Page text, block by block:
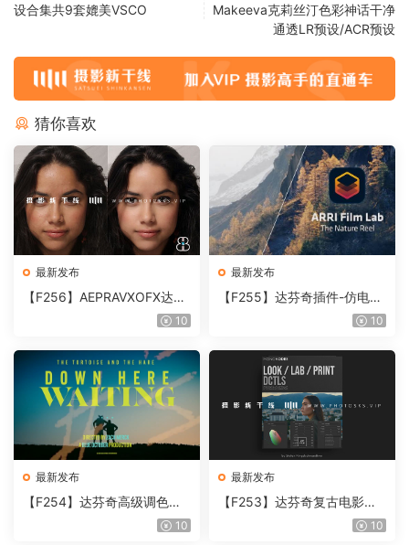
设合集共9套媲美VSCO
Makeeva克莉丝汀色彩神话干净
通透LR预设/ACR预设
猜你喜欢
最新发布
【F256】AEPRAVXOFX达芬
奇视频人像磨皮润肤美颜插件
10
最新发布
【F255】达芬奇插件-仿电影
胶片视频调色插件 ARRI Film
10
最新发布
【F254】达芬奇高级调色插
件 Contour V2.2.2 WinMac10
最新发布
【F253】达芬奇复古电影胶
片质感DCTL节点调色预设 M
10